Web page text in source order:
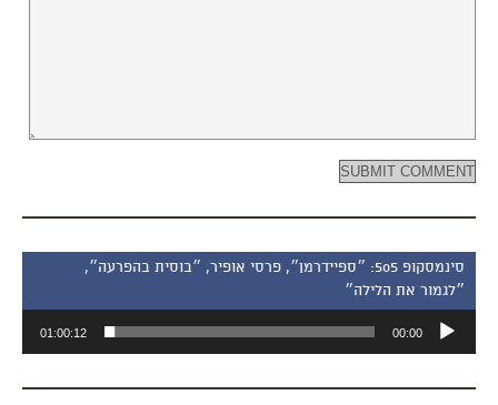
סינמסקופ 505: ״ספיידרמן״, פרסי אופיר, ״בוסית בהפרעה״,
״לגמור את הלילה״
אודיו
00:00
01:00:12